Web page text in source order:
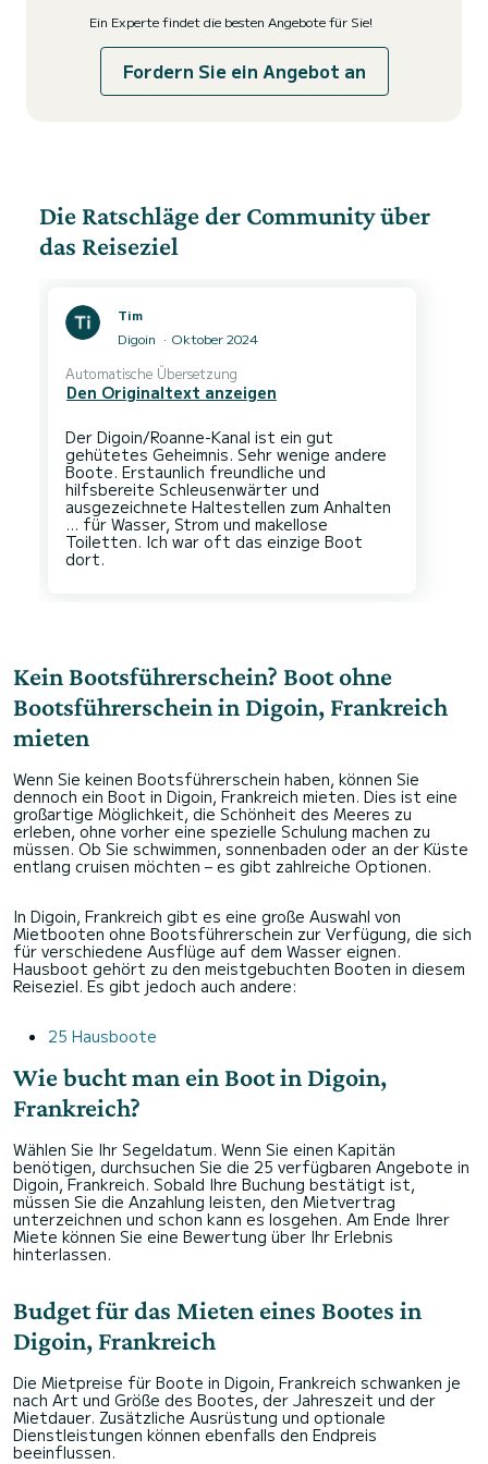
Ein Experte findet die besten Angebote für Sie!
Fordern Sie ein Angebot an
Die Ratschläge der Community über
das Reiseziel
Tim
Digoin
Oktober 2024
Automatische Übersetzung
Den Originaltext anzeigen
Der Digoin/Roanne-Kanal ist ein gut
gehütetes Geheimnis. Sehr wenige andere
Boote. Erstaunlich freundliche und
hilfsbereite Schleusenwärter und
ausgezeichnete Haltestellen zum Anhalten
... für Wasser, Strom und makellose
Toiletten. Ich war oft das einzige Boot
Kein Bootsführerschein? Boot ohne
Bootsführerschein in Digoin, Frankreich
mieten
Wenn Sie keinen Bootsführerschein haben, können Sie
dennoch ein Boot in Digoin, Frankreich mieten. Dies ist eine
großartige Möglichkeit, die Schönheit des Meeres zu
erleben, ohne vorher eine spezielle Schulung machen zu
müssen. Ob Sie schwimmen, sonnenbaden oder an der Küste
entlang cruisen möchten – es gibt zahlreiche Optionen.
In Digoin, Frankreich gibt es eine große Auswahl von
Mietbooten ohne Bootsführerschein zur Verfügung, die sich
für verschiedene Ausflüge auf dem Wasser eignen.
Hausboot gehört zu den meistgebuchten Booten in diesem
Reiseziel. Es gibt jedoch auch andere:
25 Hausboote
Wie bucht man ein Boot in Digoin,
Frankreich?
Wählen Sie Ihr Segeldatum. Wenn Sie einen Kapitän
benötigen, durchsuchen Sie die 25 verfügbaren Angebote in
Digoin, Frankreich. Sobald Ihre Buchung bestätigt ist,
müssen Sie die Anzahlung leisten, den Mietvertrag
unterzeichnen und schon kann es losgehen. Am Ende Ihrer
Miete können Sie eine Bewertung über Ihr Erlebnis
hinterlassen.
Budget für das Mieten eines Bootes in
Digoin, Frankreich
Die Mietpreise für Boote in Digoin, Frankreich schwanken je
nach Art und Größe des Bootes, der Jahreszeit und der
Mietdauer. Zusätzliche Ausrüstung und optionale
Dienstleistungen können ebenfalls den Endpreis
beeinflussen.